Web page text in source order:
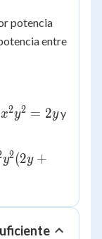
potencia
entre
x2y2 = 2yy
y2(2y +